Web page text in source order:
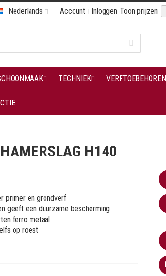
Account Inloggen Toon prijzen
Nederlands
TECHNIEK VERFTOEBEHOREN
H140
primer en grondverf
geeft een duurzame bescherming
ferro metaal
op roest